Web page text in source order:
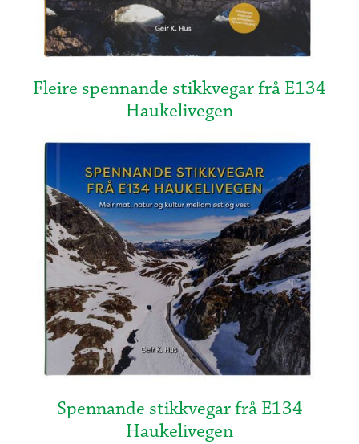
Fleire spennande stikkvegar frå E134
Haukelivegen
Spennande stikkvegar frå E134
Haukelivegen